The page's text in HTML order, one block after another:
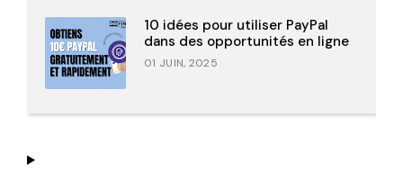
10 idées pour utiliser PayPal
dans des opportunités en ligne
01 JUIN, 2025